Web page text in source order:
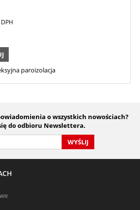
paroizolacja
o wszystkich nowościach?
do odbioru Newslettera.
WYŚLIJ